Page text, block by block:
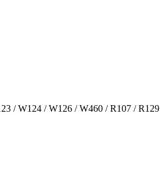
/ W124 / W126 / W460 / R107 / R129